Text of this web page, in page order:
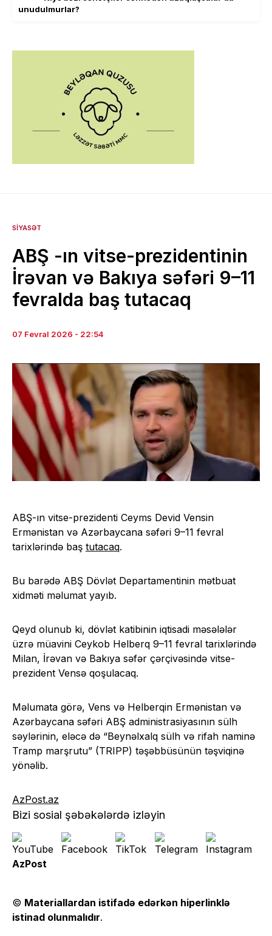
unudulmurlar?
SIYASƏT
ABŞ -ın vitse-prezidentinin
İrəvan və Bakıya səfəri 9–11
fevralda baş tutacaq
07 Fevral 2026 - 22:54
ABŞ-ın vitse-prezidenti Ceyms Devid Vensin
Ermənistan və Azərbaycana səfəri 9–11 fevral
tarixlərində baş tutacaq.
Bu barədə ABŞ Dövlət Departamentinin mətbuat
xidməti məlumat yayıb.
Qeyd olunub ki, dövlət katibinin iqtisadi məsələlər
üzrə müavini Ceykob Helberq 9–11 fevral tarixlərində
Milan, İrəvan və Bakıya səfər çərçivəsində vitse-
prezident Vensə qoşulacaq.
Məlumata görə, Vens və Helberqin Ermənistan və
Azərbaycana səfəri ABŞ administrasiyasının sülh
səylərinin, eləcə də “Beynəlxalq sülh və rifah naminə
Tramp marşrutu” (TRIPP) təşəbbüsünün təşviqinə
yönəlib.
AzPost.az
Bizi sosial şəbəkələrdə izləyin
AzPost
© Materiallardan istifadə edərkən hiperlinklə
istinad olunmalıdır.